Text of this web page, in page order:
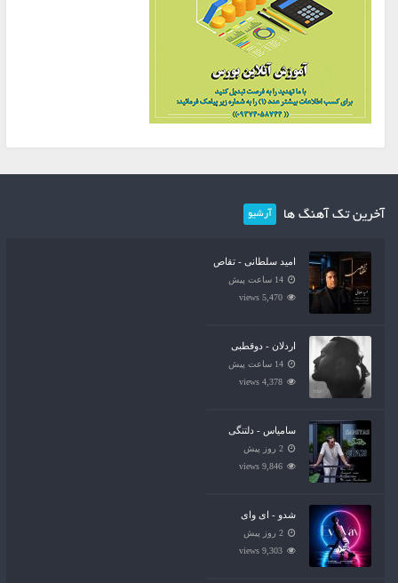
آخرین تک آهنگ ها آرشیو
امید سلطانی - تقاص
14 ساعت پیش
5,470 views
اردلان - دوقطبی
14 ساعت پیش
4,378 views
سامیاس - دلتنگی
2 روز پیش
9,846 views
شدو - ای وای
2 روز پیش
9,303 views